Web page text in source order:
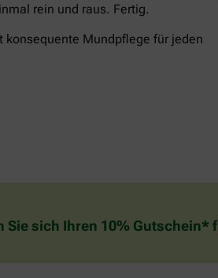
rein und raus. Fertig.
konsequente Mundpflege für jeden
Sie sich Ihren 10% Gutschein*